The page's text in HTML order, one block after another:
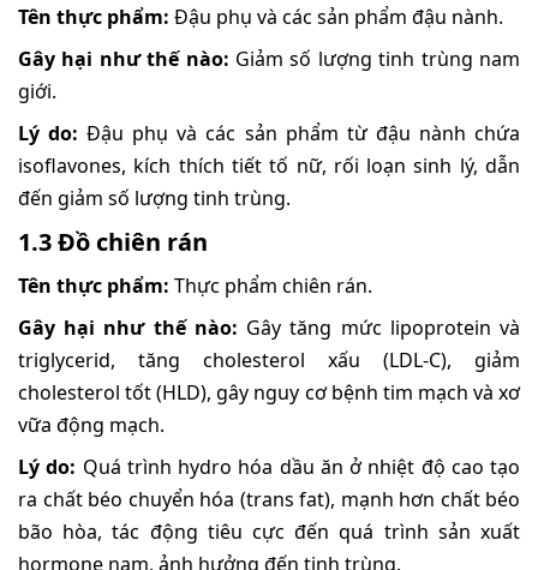
Tên thực phẩm: Đậu phụ và các sản phẩm đậu nành.
Gây hại như thế nào: Giảm số lượng tinh trùng nam
giới.
Lý do: Đậu phụ và các sản phẩm từ đậu nành chứa
isoflavones, kích thích tiết tố nữ, rối loạn sinh lý, dẫn
đến giảm số lượng tinh trùng.
1.3 Đồ chiên rán
Tên thực phẩm: Thực phẩm chiên rán.
Gây hại như thế nào: Gây tăng mức lipoprotein và
triglycerid, tăng cholesterol xấu (LDL-C), giảm
cholesterol tốt (HLD), gây nguy cơ bệnh tim mạch và xơ
vữa động mạch.
Lý do: Quá trình hydro hóa dầu ăn ở nhiệt độ cao tạo
ra chất béo chuyển hóa (trans fat), mạnh hơn chất béo
bão hòa, tác động tiêu cực đến quá trình sản xuất
hormone nam, ảnh hưởng đến tinh trùng.